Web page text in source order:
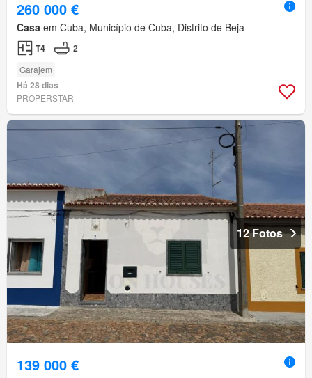
260 000 €
Casa em Cuba, Município de Cuba, Distrito de Beja
T4 2
Garajem
Há 28 dias
PROPERSTAR
12 Fotos
139 000 €